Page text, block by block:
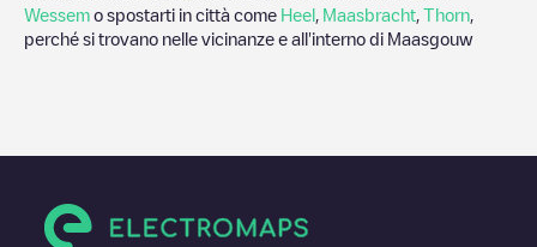
Wessem o spostarti in città come Heel Maasbracht Thorn
perché si trovano nelle vicinanze e all'interno di Maasgouw